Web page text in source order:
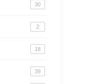
30
2
18
39